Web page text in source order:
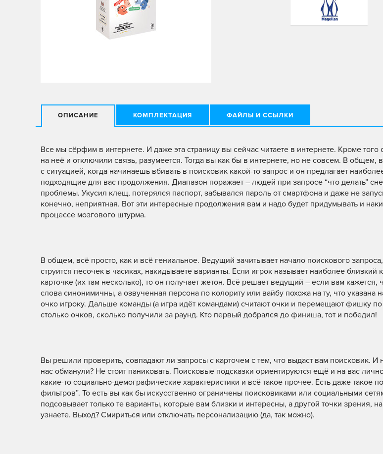
ОПИСАНИЕ КОМПЛЕКТАЦИЯ ФАЙЛЫ И ССЫЛКИ
Все мы сёрфим в интернете. И даже эта страницу вы сейчас читаете в интернете. Кроме того
на неё и отключили связь, разумеется. Тогда вы как бы в интернете, но не совсем. В общем,
с ситуацией, когда начинаешь вбивать в поисковик какой-то запрос и он предлагает
подходящие для вас продолжения. Диапазон поражает – людей при запросе “что делать”
проблемы. Укусил клещ, потерялся паспорт, забывался пароль от смартфона и даже не
конечно, неприятная. Вот эти интересные продолжения вам и надо будет придумывать и
процессе мозгового штурма.
В общем, всё просто, как и всё гениальное. Ведущий зачитывает начало поискового
струится песочек в часиках, накидываете варианты. Если игрок называет наиболее близкий
карточке (их там несколько), то он получает жетон. Всё решает ведущий – если вам кажется,
слова синонимичны, а озвученная персона по колориту или вайбу похожа на ту, что указана
очко игроку. Дальше команды (а игра идёт командами) считают очки и перемещают фишку
столько очков, сколько получили за раунд. Кто первый добрался до финиша, тот и победил!
Вы решили проверить, совпадают ли запросы с карточем с тем, что выдаст вам поисковик. И
нас обманули? Не стоит паниковать. Поисковые подсказки ориентируются ещё и на вас
какие-то социально-демографические характеристики и всё такое прочее. Есть даже такое
фильтров”. То есть вы как бы искусственно ограничены поисковиками или социальными
подсовывает только те варианты, которые вам близки и интересны, а другой точки зрения,
узнаете. Выход? Смириться или отключать персонализацию (да, так можно).